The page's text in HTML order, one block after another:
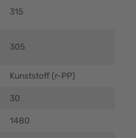
315
305
Kunststoff (r-PP)
30
1480